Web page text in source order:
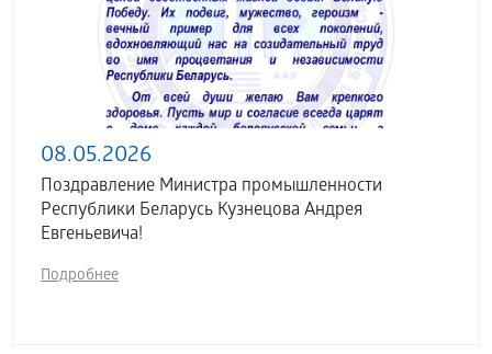
08.05.2026
Поздравление Министра промышленности
Республики Беларусь Кузнецова Андрея
Евгеньевича!
Подробнее